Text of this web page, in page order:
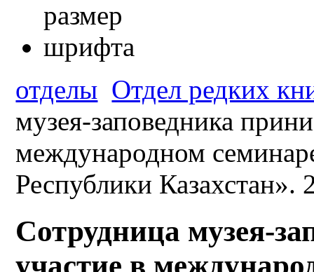
отделы Отдел редких
музея-заповедника
международном
Республики Казахстан».
Сотрудница музея-